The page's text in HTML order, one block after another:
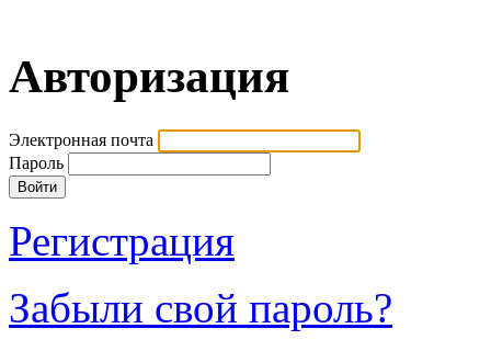
Авторизация
Электронная почта
Пароль
Регистрация
Забыли свой пароль?